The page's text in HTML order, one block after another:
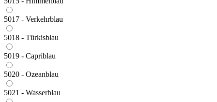
5017 - Verkehrblau
5018 - Türkisblau
5019 - Capriblau
5020 - Ozeanblau
5021 - Wasserblau